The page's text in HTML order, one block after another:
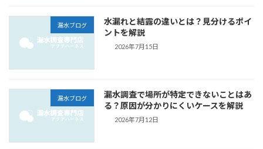
漏水ブログ
水漏れと結露の違いとは？見分けるポイ
ントを解説
2026年7月15日
漏水ブログ
漏水調査で場所が特定できないことはあ
る？原因が分かりにくいケースを解説
2026年7月12日